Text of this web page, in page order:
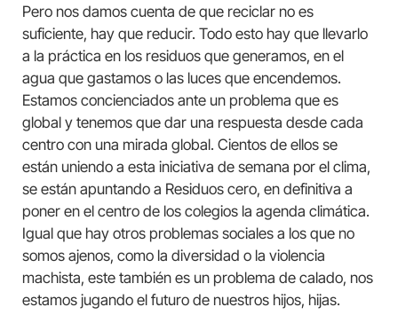
Pero nos damos cuenta de que reciclar no es
suficiente, hay que reducir. Todo esto hay que llevarlo
a la práctica en los residuos que generamos, en el
agua que gastamos o las luces que encendemos.
Estamos concienciados ante un problema que es
global y tenemos que dar una respuesta desde cada
centro con una mirada global. Cientos de ellos se
están uniendo a esta iniciativa de semana por el clima,
se están apuntando a Residuos cero, en definitiva a
poner en el centro de los colegios la agenda climática.
Igual que hay otros problemas sociales a los que no
somos ajenos, como la diversidad o la violencia
machista, este también es un problema de calado, nos
estamos jugando el futuro de nuestros hijos, hijas.